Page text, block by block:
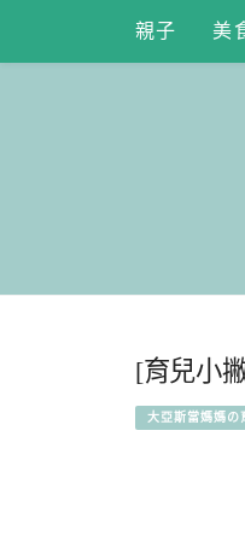
content
親子 美
[育兒小
大亞斯當媽媽の